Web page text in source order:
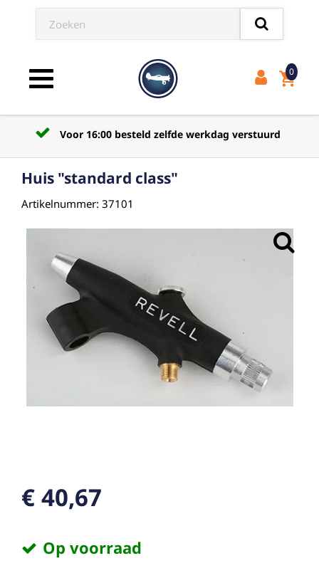
Toggle navigation shopping_cart
0
Voor 16:00 besteld zelfde werkdag verstuurd
Huis "standard class"
Artikelnummer: 37101
€ 40,67
Op voorraad